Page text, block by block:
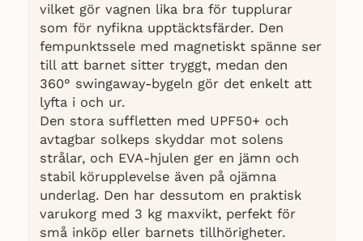
vilket gör vagnen lika bra för tupplurar
som för nyfikna upptäcktsfärder. Den
fempunktssele med magnetiskt spänne ser
till att barnet sitter tryggt, medan den
360° swingaway-bygeln gör det enkelt att
lyfta i och ur.
Den stora suffletten med UPF50+ och
avtagbar solkeps skyddar mot solens
strålar, och EVA-hjulen ger en jämn och
stabil körupplevelse även på ojämna
underlag. Den har dessutom en praktisk
varukorg med 3 kg maxvikt, perfekt för
små inköp eller barnets tillhörigheter.